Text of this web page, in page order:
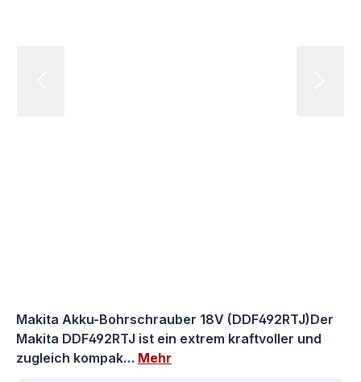
Makita Akku-Bohrschrauber 18V (DDF492RTJ)Der
Makita DDF492RTJ ist ein extrem kraftvoller und
zugleich kompak… Mehr